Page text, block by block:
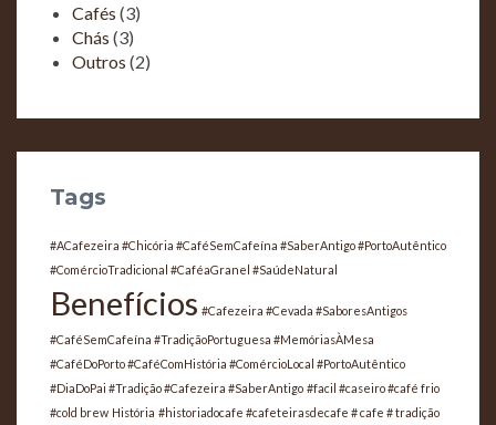
Cafés (3)
Chás (3)
Outros (2)
Tags
#ACafezeira #Chicória #CaféSemCafeína #SaberAntigo #PortoAutêntico
#ComércioTradicional #CaféaGranel #SaúdeNatural
Benefícios #Cafezeira #Cevada #SaboresAntigos
#CaféSemCafeína #TradiçãoPortuguesa #MemóriasÀMesa
#CaféDoPorto #CaféComHistória #ComércioLocal #PortoAutêntico
#DiaDoPai #Tradição #Cafezeira #SaberAntigo #facil #caseiro #café frio
#cold brew História #historiadocafe #cafeteirasdecafe # cafe # tradição